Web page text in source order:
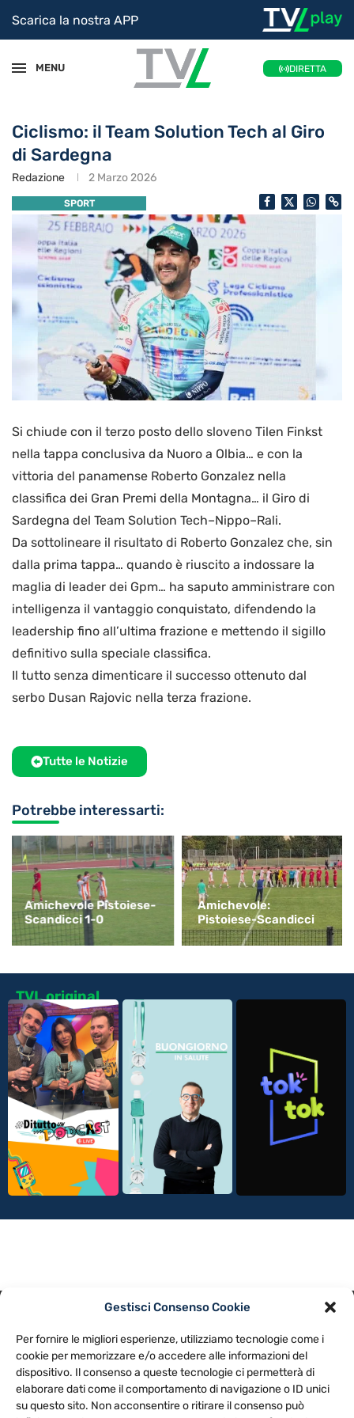
Gestisci Consenso Cookie
Per fornire le migliori esperienze, utilizziamo tecnologie come i
cookie per memorizzare e/o accedere alle informazioni del
dispositivo. Il consenso a queste tecnologie ci permetterà di
elaborare dati come il comportamento di navigazione o ID unici
su questo sito. Non acconsentire o ritirare il consenso può
Scarica la nostra APP
MENU DIRETTA
Ciclismo: il Team Solution Tech al Giro
di Sardegna
Redazione 2 Marzo 2026
SPORT
Si chiude con il terzo posto dello sloveno Tilen Finkst
nella tappa conclusiva da Nuoro a Olbia… e con la
vittoria del panamense Roberto Gonzalez nella
classifica dei Gran Premi della Montagna… il Giro di
Sardegna del Team Solution Tech–Nippo–Rali.
Da sottolineare il risultato di Roberto Gonzalez che, sin
dalla prima tappa… quando è riuscito a indossare la
maglia di leader dei Gpm… ha saputo amministrare con
intelligenza il vantaggio conquistato, difendendo la
leadership fino all’ultima frazione e mettendo il sigillo
definitivo sulla speciale classifica.
Il tutto senza dimenticare il successo ottenuto dal
serbo Dusan Rajovic nella terza frazione.
Tutte le Notizie
Potrebbe interessarti:
Amichevole Pistoiese-
Scandicci 1-0
Amichevole:
Pistoiese-Scandicci
TVL original
NOTE LEGALI
CONTATTACI PREFERENZE
TV LIBERA S.P.A.
Via Monteleonese 95/21 – 51100 Pistoia (PT)
Tel. 0573.9136 / Fax 0573.913615